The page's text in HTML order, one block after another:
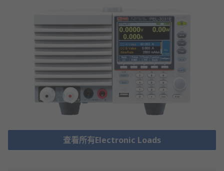
查看所有Electronic Loads